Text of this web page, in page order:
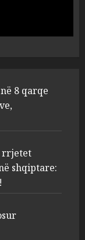
i
temperaturat
ndaj
origjinë
këtu,
e Fierit, dy të
në
8 qarqe
rrjetet
shqiptare: